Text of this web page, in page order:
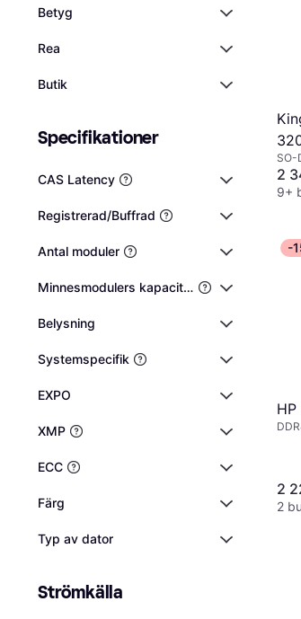
Betyg
Rea
Butik
Specifikationer
CAS Latency
Registrerad/Buffrad
Antal moduler
Minnesmodulers kapacitet
Belysning
Systemspecifik
EXPO
XMP
ECC
Färg
Typ av dator
Strömkälla
SO-
2
9+
-
2
2